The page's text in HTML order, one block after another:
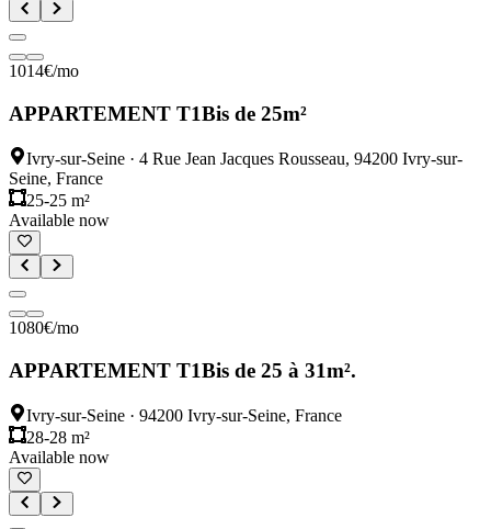
1014€/mo
APPARTEMENT T1Bis de 25m²
Ivry-sur-Seine · 4 Rue Jean Jacques Rousseau, 94200 Ivry-sur-
Seine, France
25-25 m²
Available now
1080€/mo
APPARTEMENT T1Bis de 25 à 31m².
Ivry-sur-Seine · 94200 Ivry-sur-Seine, France
28-28 m²
Available now